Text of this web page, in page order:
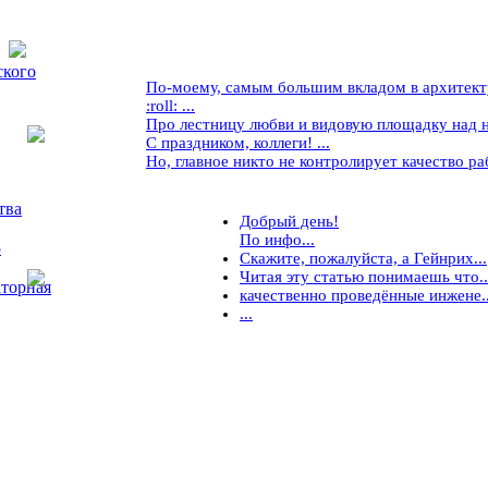
По-моему, самым большим вкладом в
:roll: ...
Про лестницу любви и видовую площадку над
С праздником, коллеги! ...
Но, главное никто не контролирует качество
Добрый день!
По инфо...
Скажите, пожалуйста, а Гейнрих...
Читая эту статью понимаешь
качественно проведённые
...